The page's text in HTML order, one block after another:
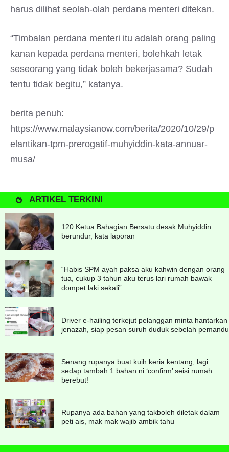
harus dilihat seolah-olah perdana menteri ditekan.
“Timbalan perdana menteri itu adalah orang paling
kanan kepada perdana menteri, bolehkah letak
seseorang yang tidak boleh bekerjasama? Sudah
tentu tidak begitu,” katanya.
berita penuh:
https://www.malaysianow.com/berita/2020/10/29/p
elantikan-tpm-prerogatif-muhyiddin-kata-annuar-
musa/
ARTIKEL TERKINI
120 Ketua Bahagian Bersatu desak Muhyiddin
berundur, kata laporan
“Habis SPM ayah paksa aku kahwin dengan orang
tua, cukup 3 tahun aku terus lari rumah bawak
dompet laki sekali”
Driver e-hailing terkejut pelanggan minta hantarkan
jenazah, siap pesan suruh duduk sebelah pemandu
Senang rupanya buat kuih keria kentang, lagi
sedap tambah 1 bahan ni ‘confirm’ seisi rumah
berebut!
Rupanya ada bahan yang takboleh diletak dalam
peti ais, mak mak wajib ambik tahu